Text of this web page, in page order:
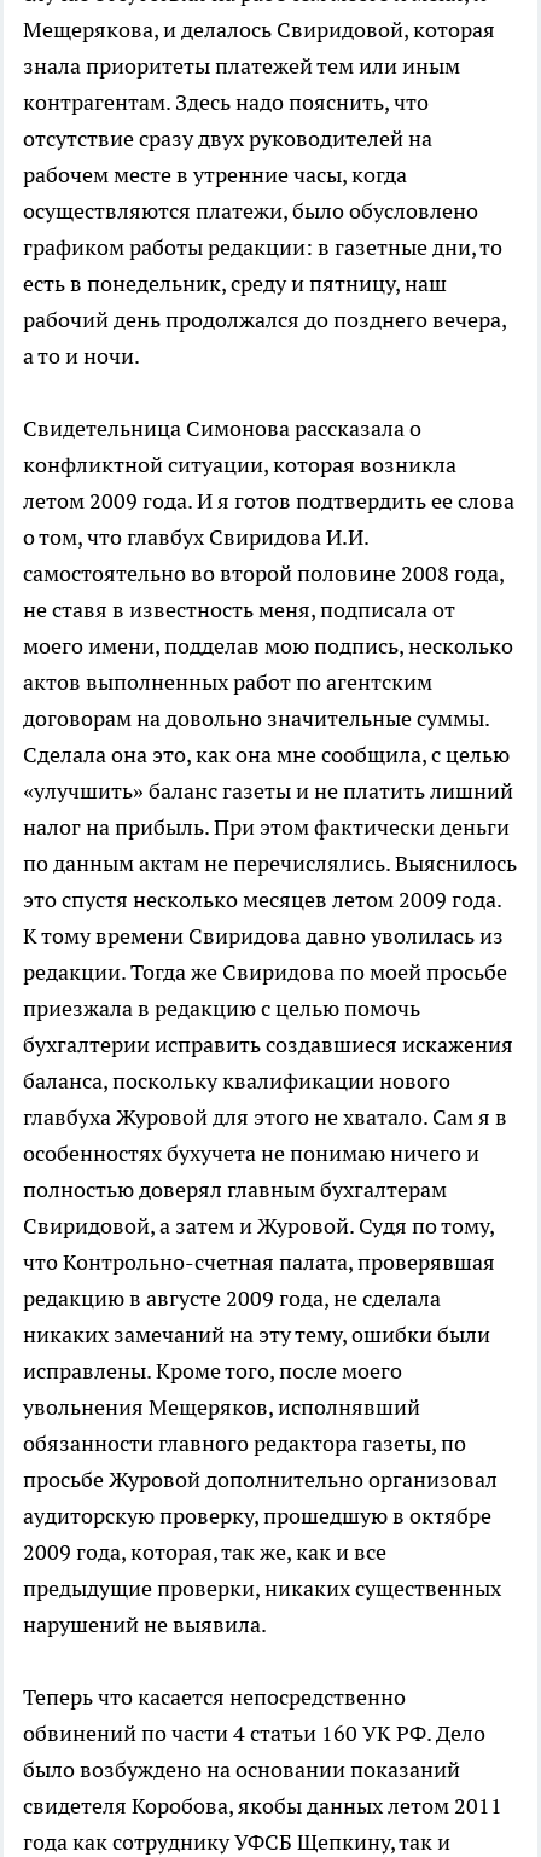
Мещерякова, и делалось Свиридовой, которая
знала приоритеты платежей тем или иным
контрагентам. Здесь надо пояснить, что
отсутствие сразу двух руководителей на
рабочем месте в утренние часы, когда
осуществляются платежи, было обусловлено
графиком работы редакции: в газетные дни, то
есть в понедельник, среду и пятницу, наш
рабочий день продолжался до позднего вечера,
а то и ночи.
Свидетельница Симонова рассказала о
конфликтной ситуации, которая возникла
летом 2009 года. И я готов подтвердить ее слова
о том, что главбух Свиридова И.И.
самостоятельно во второй половине 2008 года,
не ставя в известность меня, подписала от
моего имени, подделав мою подпись, несколько
актов выполненных работ по агентским
договорам на довольно значительные суммы.
Сделала она это, как она мне сообщила, с целью
«улучшить» баланс газеты и не платить лишний
налог на прибыль. При этом фактически деньги
по данным актам не перечислялись. Выяснилось
это спустя несколько месяцев летом 2009 года.
К тому времени Свиридова давно уволилась из
редакции. Тогда же Свиридова по моей просьбе
приезжала в редакцию с целью помочь
бухгалтерии исправить создавшиеся искажения
баланса, поскольку квалификации нового
главбуха Журовой для этого не хватало. Сам я в
особенностях бухучета не понимаю ничего и
полностью доверял главным бухгалтерам
Свиридовой, а затем и Журовой. Судя по тому,
что Контрольно-счетная палата, проверявшая
редакцию в августе 2009 года, не сделала
никаких замечаний на эту тему, ошибки были
исправлены. Кроме того, после моего
увольнения Мещеряков, исполнявший
обязанности главного редактора газеты, по
просьбе Журовой дополнительно организовал
аудиторскую проверку, прошедшую в октябре
2009 года, которая, так же, как и все
предыдущие проверки, никаких существенных
нарушений не выявила.
Теперь что касается непосредственно
обвинений по части 4 статьи 160 УК РФ. Дело
было возбуждено на основании показаний
свидетеля Коробова, якобы данных летом 2011
года как сотруднику УФСБ Щепкину, так и